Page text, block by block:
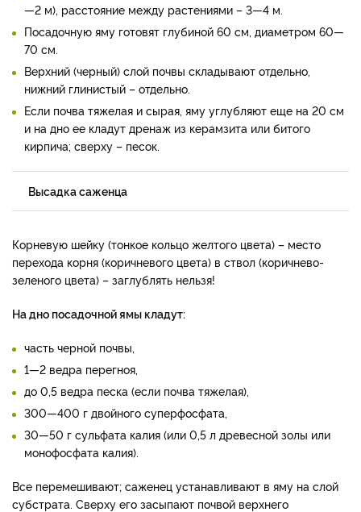
—2 м), расстояние между растениями – 3—4 м.
Посадочную яму готовят глубиной 60 см, диаметром 60—
70 см.
Верхний (черный) слой почвы складывают отдельно,
нижний глинистый – отдельно.
Если почва тяжелая и сырая, яму углубляют еще на 20 см
и на дно ее кладут дренаж из керамзита или битого
кирпича; сверху – песок.
Высадка саженца
Корневую шейку (тонкое кольцо желтого цвета) – место
перехода корня (коричневого цвета) в ствол (коричнево-
зеленого цвета) – заглублять нельзя!
На дно посадочной ямы кладут:
часть черной почвы,
1—2 ведра перегноя,
до 0,5 ведра песка (если почва тяжелая),
300—400 г двойного суперфосфата,
30—50 г сульфата калия (или 0,5 л древесной золы или
монофосфата калия).
Все перемешивают; саженец устанавливают в яму на слой
субстрата. Сверху его засыпают почвой верхнего